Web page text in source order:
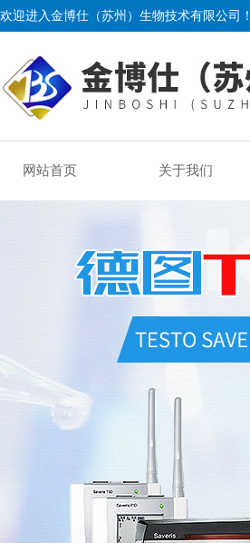
欢迎进入金博仕（苏州）生物技术有限公司！
网站首页 关于我们